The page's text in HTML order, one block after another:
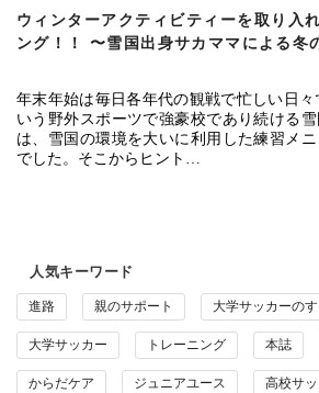
ウィンターアクティビティーを取り入
ング！！ 〜雪国出身サカママによる冬
年末年始は毎日各年代の観戦で忙しい日々
いう野外スポーツで強豪校であり続ける
は、雪国の環境を大いに利用した練習メ
でした。そこからヒント…
人気キーワード
進路 親のサポート 大学サッカーの
大学サッカー トレーニング 本誌
からだケア ジュニアユース 高校サ